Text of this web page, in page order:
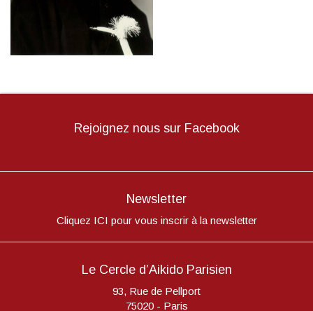
Rejoignez nous sur Facebook
Newsletter
Cliquez ICI pour vous inscrir à la newsletter
Le Cercle d’Aikido Parisien
93, Rue de Pellport
75020 - Paris